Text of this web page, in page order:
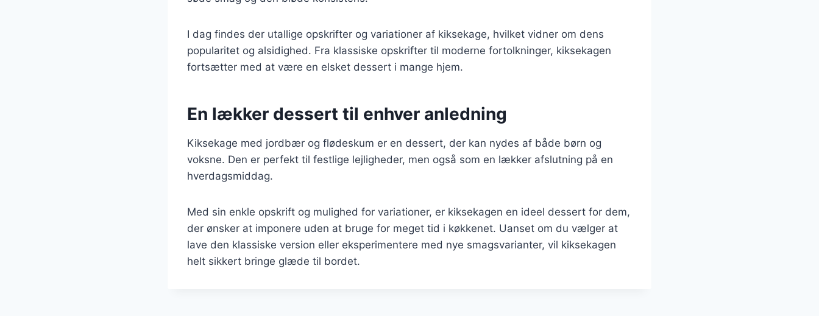
I dag findes der utallige opskrifter og variationer af kiksekage, hvilket vidner om dens
popularitet og alsidighed. Fra klassiske opskrifter til moderne fortolkninger, kiksekagen
fortsætter med at være en elsket dessert i mange hjem.
En lækker dessert til enhver anledning
Kiksekage med jordbær og flødeskum er en dessert, der kan nydes af både børn og
voksne. Den er perfekt til festlige lejligheder, men også som en lækker afslutning på en
hverdagsmiddag.
Med sin enkle opskrift og mulighed for variationer, er kiksekagen en ideel dessert for dem,
der ønsker at imponere uden at bruge for meget tid i køkkenet. Uanset om du vælger at
lave den klassiske version eller eksperimentere med nye smagsvarianter, vil kiksekagen
helt sikkert bringe glæde til bordet.